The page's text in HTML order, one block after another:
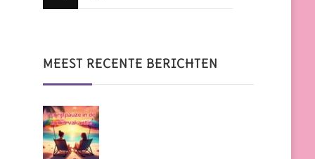
zoek
iets?
MEEST RECENTE BERICHTEN